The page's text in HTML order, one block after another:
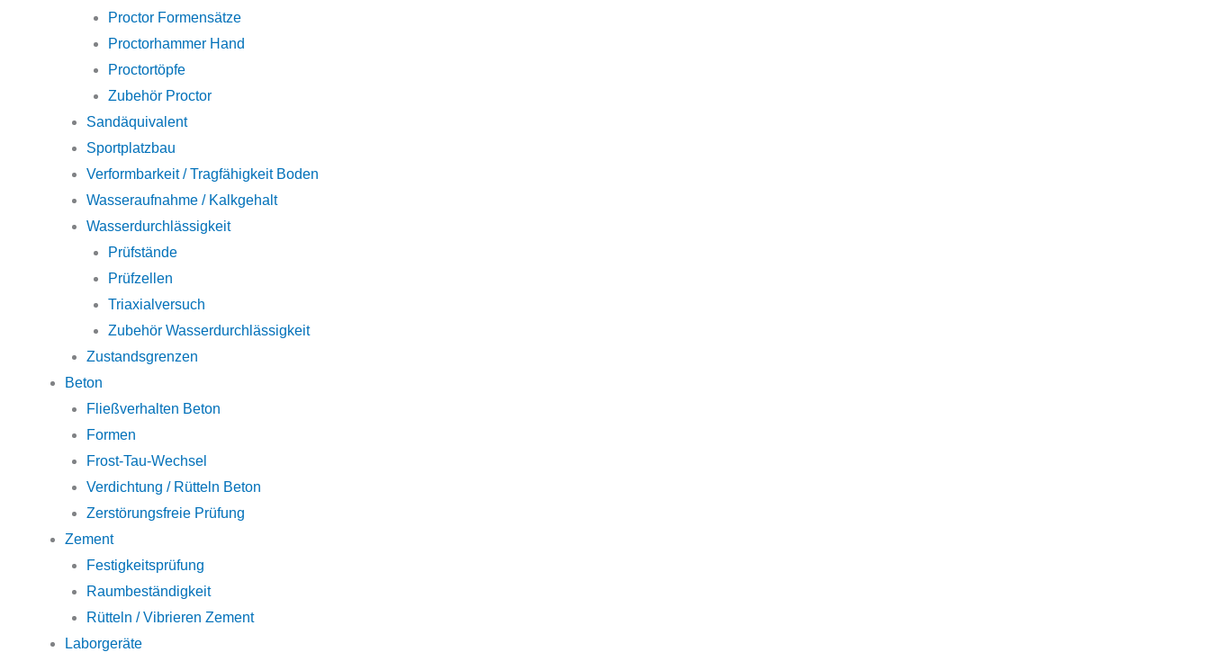
Proctor Formensätze
Proctorhammer Hand
Proctortöpfe
Zubehör Proctor
Sandäquivalent
Sportplatzbau
Verformbarkeit / Tragfähigkeit Boden
Wasseraufnahme / Kalkgehalt
Wasserdurchlässigkeit
Prüfstände
Prüfzellen
Triaxialversuch
Zubehör Wasserdurchlässigkeit
Zustandsgrenzen
Beton
Fließverhalten Beton
Formen
Frost-Tau-Wechsel
Verdichtung / Rütteln Beton
Zerstörungsfreie Prüfung
Zement
Festigkeitsprüfung
Raumbeständigkeit
Rütteln / Vibrieren Zement
Laborgeräte